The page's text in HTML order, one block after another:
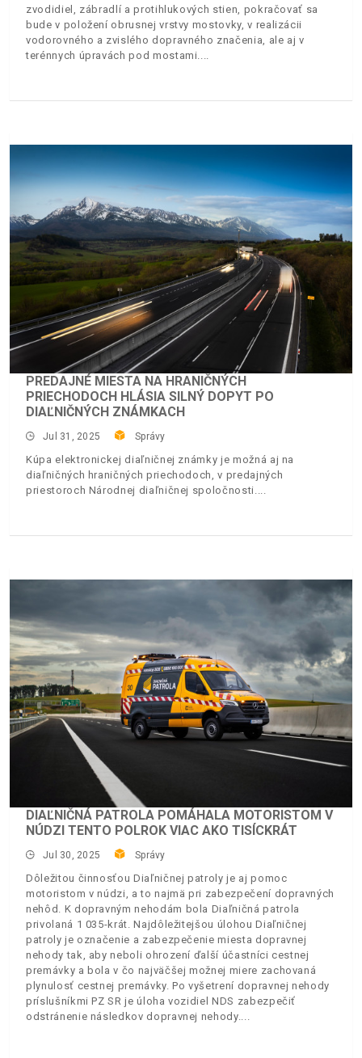
zvodidiel, zábradlí a protihlukových stien, pokračovať sa
bude v položení obrusnej vrstvy mostovky, v realizácii
vodorovného a zvislého dopravného značenia, ale aj v
terénnych úpravách pod mostami.
PREDAJNÉ MIESTA NA HRANIČNÝCH
PRIECHODOCH HLÁSIA SILNÝ DOPYT PO
DIAĽNIČNÝCH ZNÁMKACH
Jul 31, 2025 Správy
Kúpa elektronickej diaľničnej známky je možná aj na
diaľničných hraničných priechodoch, v predajných
priestoroch Národnej diaľničnej spoločnosti.
DIAĽNIČNÁ PATROLA POMÁHALA MOTORISTOM V
NÚDZI TENTO POLROK VIAC AKO TISÍCKRÁT
Jul 30, 2025 Správy
Dôležitou činnosťou Diaľničnej patroly je aj pomoc
motoristom v núdzi, a to najmä pri zabezpečení dopravných
nehôd. K dopravným nehodám bola Diaľničná patrola
privolaná 1 035-krát. Najdôležitejšou úlohou Diaľničnej
patroly je označenie a zabezpečenie miesta dopravnej
nehody tak, aby neboli ohrození ďalší účastníci cestnej
premávky a bola v čo najväčšej možnej miere zachovaná
plynulosť cestnej premávky. Po vyšetrení dopravnej nehody
príslušníkmi PZ SR je úloha vozidiel NDS zabezpečiť
odstránenie následkov dopravnej nehody.